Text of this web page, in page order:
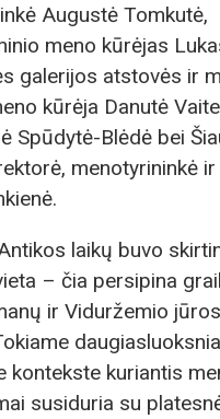
Augustė Tomkutė,
meno kūrėjas
galerijos atstovės ir
kūrėja Danutė
Spūdytė-Blėdė bei
menotyrininkė
laikų buvo
– čia persipina
ir Viduržemio
kontekste kuriantis
susiduria su